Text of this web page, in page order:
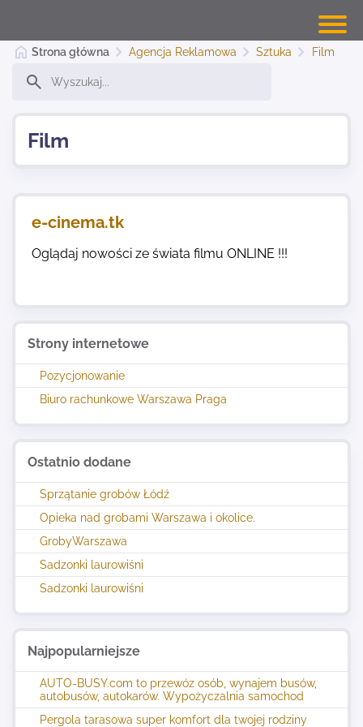
Strona główna Agencja Reklamowa Sztuka Film
Strony internetowe
Pozycjonowanie
Biuro rachunkowe Warszawa Praga
Ostatnio dodane
Sprzątanie grobów Łódź
Opieka nad grobami Warszawa i okolice.
GrobyWarszawa
Sadzonki laurowiśni
Sadzonki laurowiśni
Najpopularniejsze
AUTO-BUSY.com to przewóz osób, wynajem busów,
autobusów, autokarów. Wypożyczalnia samochod
Pergola tarasowa super komfort dla twojej rodziny
Film
e-cinema.tk
Oglądaj nowości ze świata filmu ONLINE !!!